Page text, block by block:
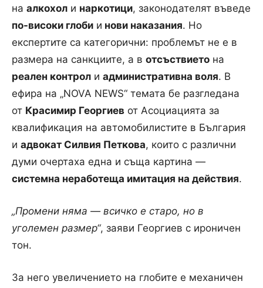
на алкохол и наркотици, законодателят въведе
по-високи глоби и нови наказания. Но
експертите са категорични: проблемът не е в
размера на санкциите, а в отсъствието на
реален контрол и административна воля. В
ефира на „NOVA NEWS“ темата бе разгледана
от Красимир Георгиев от Асоциацията за
квалификация на автомобилистите в България
и адвокат Силвия Петкова, които с различни
думи очертаха една и съща картина —
системна неработеща имитация на действия.
„Промени няма — всичко е старо, но в
уголемен размер“, заяви Георгиев с ироничен
тон.
За него увеличението на глобите е механичен